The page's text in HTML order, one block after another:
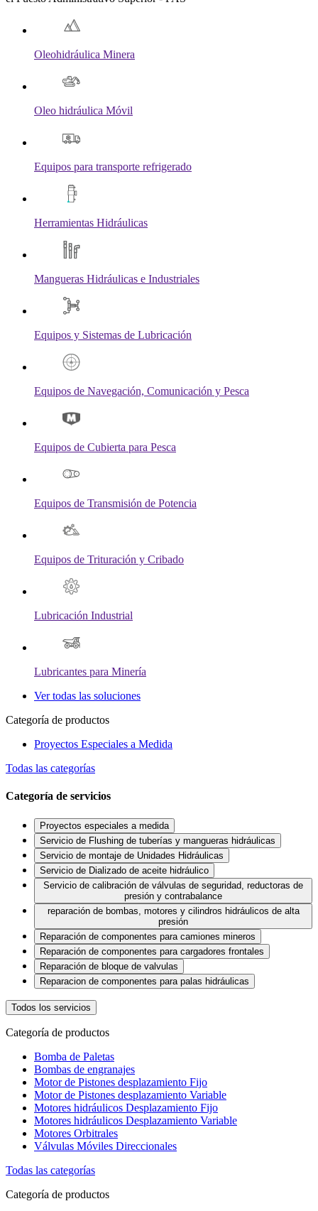
Oleohidráulica Minera
Oleo hidráulica Móvil
Equipos para transporte refrigerado
Herramientas Hidráulicas
Mangueras Hidráulicas e Industriales
Equipos y Sistemas de Lubricación
Equipos de Navegación, Comunicación y Pesca
Equipos de Cubierta para Pesca
Equipos de Transmisión de Potencia
Equipos de Trituración y Cribado
Lubricación Industrial
Lubricantes para Minería
Ver todas las soluciones
Categoría de productos
Proyectos Especiales a Medida
Todas las categorías
Categoría de servicios
Proyectos especiales a medida
Servicio de Flushing de tuberías y mangueras hidráulicas
Servicio de montaje de Unidades Hidráulicas
Servicio de Dializado de aceite hidráulico
Servicio de calibración de válvulas de seguridad, reductoras de
presión y contrabalance
reparación de bombas, motores y cilindros hidráulicos de alta
presión
Reparación de componentes para camiones mineros
Reparación de componentes para cargadores frontales
Reparación de bloque de valvulas
Reparacion de componentes para palas hidráulicas
Todos los servicios
Categoría de productos
Bomba de Paletas
Bombas de engranajes
Motor de Pistones desplazamiento Fijo
Motor de Pistones desplazamiento Variable
Motores hidráulicos Desplazamiento Fijo
Motores hidráulicos Desplazamiento Variable
Motores Orbitrales
Válvulas Móviles Direccionales
Todas las categorías
Categoría de productos